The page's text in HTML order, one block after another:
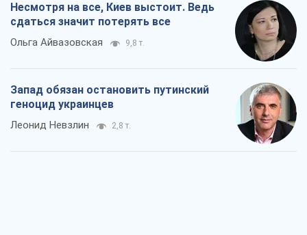
Несмотря на все, Киев выстоит. Ведь
сдаться значит потерять все
Ольга Айвазовская 9,8 т.
Запад обязан остановить путинский
геноцид украинцев
Леонид Невзлин 2,8 т.